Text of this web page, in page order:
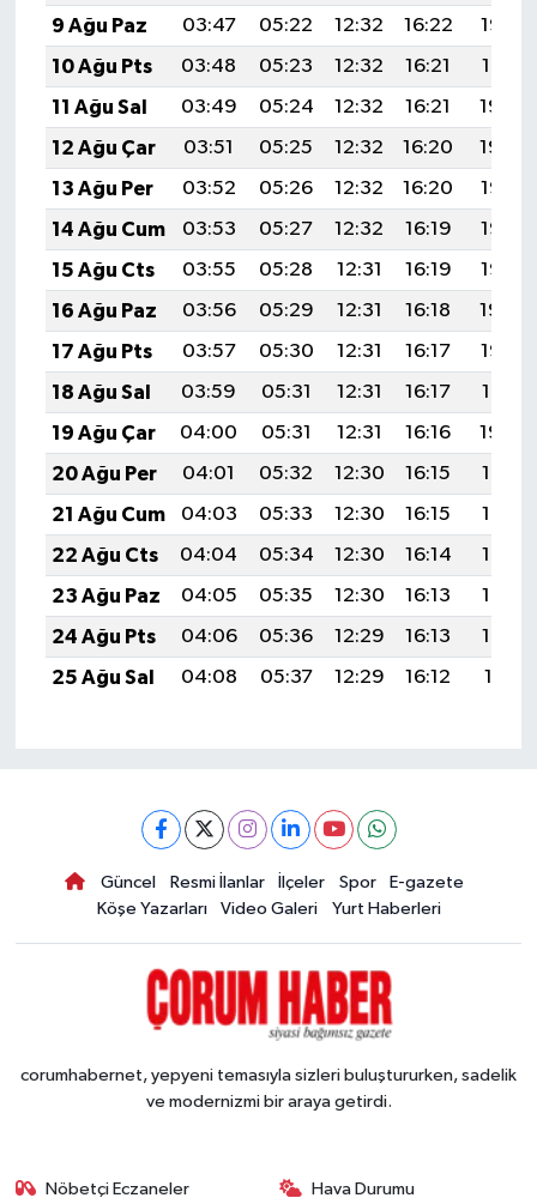
9 Ağu Paz
03:47 05:22 12:32 16:22
19:33
10 Ağu Pts
03:48 05:23 12:32 16:21
19:31
11 Ağu Sal
03:49 05:24 12:32 16:21
19:30
12 Ağu Çar
03:51 05:25 12:32 16:20
19:29
13 Ağu Per
03:52 05:26 12:32 16:20
19:28
14 Ağu Cum
03:53 05:27 12:32 16:19
19:26
15 Ağu Cts
03:55 05:28 12:31 16:19
19:25
16 Ağu Paz
03:56 05:29 12:31 16:18
19:24
17 Ağu Pts
03:57 05:30 12:31 16:17
19:22
18 Ağu Sal
03:59 05:31 12:31 16:17
19:21
19 Ağu Çar
04:00 05:31 12:31 16:16
19:20
20 Ağu Per
04:01 05:32 12:30 16:15
19:18
21 Ağu Cum
04:03 05:33 12:30 16:15
19:17
22 Ağu Cts
04:04 05:34 12:30 16:14
19:16
23 Ağu Paz
04:05 05:35 12:30 16:13
19:14
24 Ağu Pts
04:06 05:36 12:29 16:13
19:13
25 Ağu Sal
04:08 05:37 12:29 16:12 19:11
Güncel Resmi İlanlar İlçeler Spor
E-gazete
Köşe Yazarları
Video Galeri Yurt Haberleri
corumhabernet, yepyeni temasıyla sizleri buluştururken, sadelik
ve modernizmi bir araya getirdi.
Nöbetçi Eczaneler Hava Durumu